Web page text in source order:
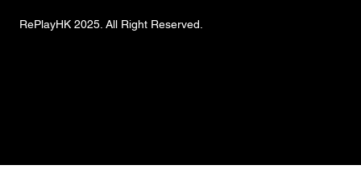
RePlayHK 2025. All Right Reserved.